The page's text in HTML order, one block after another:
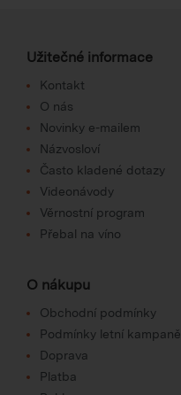
Užitečné informace
Kontakt
O nás
Novinky e-mailem
Názvosloví
Často kladené dotazy
Videonávody
Věrnostní program
Přebal na víno
O nákupu
Obchodní podmínky
Podmínky letní kampaně
Doprava
Platba